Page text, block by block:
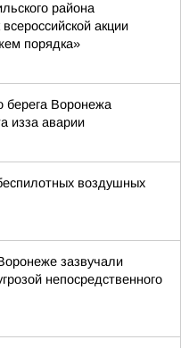
района
акции
порядка»
берега Воронежа
изза аварии
воздушных
зазвучали
непосредственного